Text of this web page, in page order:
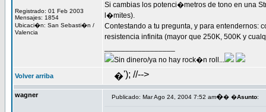
Registrado: 01 Feb 2003
Mensajes: 1854
Ubicaci�n: San Sebasti�n /
Valencia
Si cambias los potenci�metros de tono en una
l�mites).
Contestando a tu pregunta, y para
resistencia infinita (mayor que 250K, 500K y
Sin dinero/ya no hay rock�n roll...
Volver arriba �'); //-->
wagner Publicado: Mar Ago 24, 2004 7:52 am�� �Asunto: